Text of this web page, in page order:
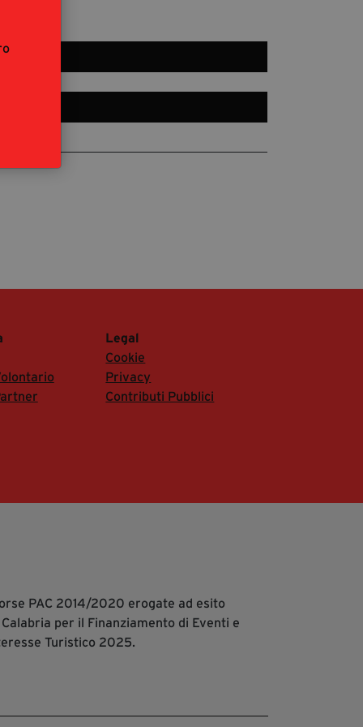
+39 346 954 4078
Legal
Cookie
Privacy
Contributi Pubblici
PAC 2014/2020 erogate ad esito
per il Finanziamento di Eventi e
Turistico 2025.